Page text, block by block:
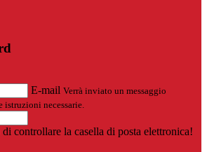
E-mail Verrà inviato un messaggio
necessarie.
controllare la casella di posta elettronica!